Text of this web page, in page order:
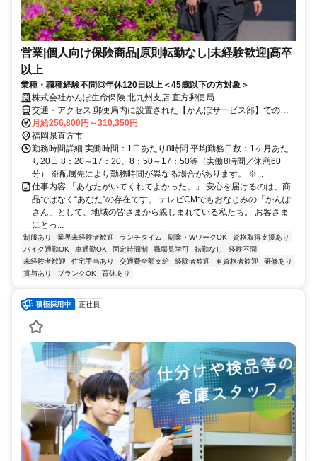
営業|個人向け保険商品|原則転勤なし|未経験歓迎|高卒
以上
業種・職種経験不問◎年休120日以上＜45歳以下の方対象＞
株式会社かんぽ生命保険 北九州支店 直方郵便局
交通・アクセス 郵便局内に設置された【かんぽサービス部】での勤
務となります
月給256,800円～310,350円
福岡県直方市
勤務時間詳細 実働時間：1日あたり8時間 平均勤務日数：1ヶ月あた
り20日 8：20～17：20、8：50～17：50等（実働8時間／休憩60
分） ※配属先により勤務時間が異なる場合があります。 ※...
仕事内容 「あなたがいてくれてよかった。」 安心を届けるのは、商
品ではなく“あなた”の存在です。 テレビCMでもおなじみの「かんぽ
さん」として、地域の皆さまから親しまれている私たち。 お客さま
にとっ...
制服あり 業界未経験者歓迎 ランチタイム 副業・WワークOK
資格取得支援あり
バイク通勤OK
車通勤OK 固定時間制 職場見学可 転勤なし
経験不問
未経験者歓迎
住宅手当あり 交通費全額支給 経験者歓迎 有資格者歓迎
研修あり
賞与あり
ブランクOK 育休あり
正社員